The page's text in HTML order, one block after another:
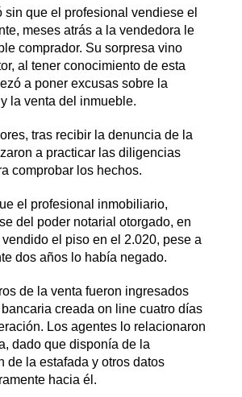
sin que el profesional vendiese el
meses atrás a la vendedora le
comprador. Su sorpresa vino
al tener conocimiento de esta
a poner excusas sobre la
la venta del inmueble.
tras recibir la denuncia de la
a practicar las diligencias
comprobar los hechos.
el profesional inmobiliario,
del poder notarial otorgado, en
el piso en el 2.020, pese a
dos años lo había negado.
de la venta fueron ingresados
creada on line cuatro días
Los agentes lo relacionaron
dado que disponía de la
de la estafada y otros datos
hacia él.